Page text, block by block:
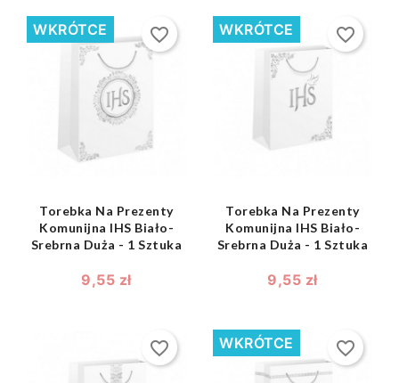

Torebka Na Prezenty
Komunijna IHS Biało-
Srebrna Duża - 1 Sztuka
9,55 zł
WKRÓTCE favorite_border

Torebka Na Prezenty
Komunijna IHS Biało-
Srebrna Duża - 1 Sztuka
9,55 zł
WKRÓTCE favorite_border
favorite_border WKRÓTCE favorite_border